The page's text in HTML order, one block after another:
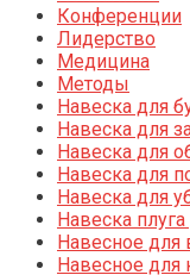
Конференции
Лидерство
Медицина
Методы
Навеска для
Навеска для
Навеска для
Навеска для
Навеска для
Навеска
Навесное для
Навесное для